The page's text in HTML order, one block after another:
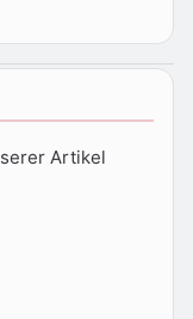
Artikel